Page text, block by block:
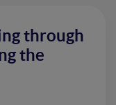
through
the